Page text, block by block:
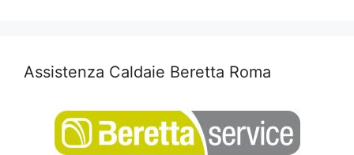
Assistenza Caldaie Beretta Roma